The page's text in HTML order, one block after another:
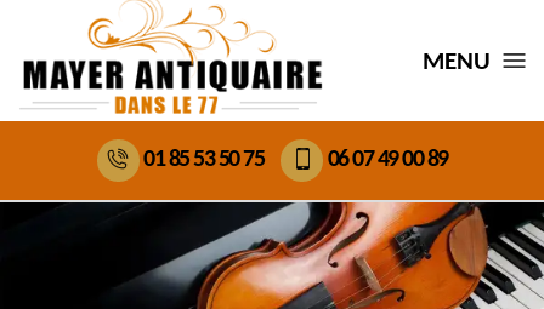
MENU
01 85 53 50 75 06 07 49 00 89